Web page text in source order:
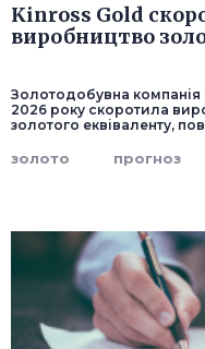
Kinross Gold
виробництво
Золотодобувна компанія
2026 року скоротила
золотого еквіваленту,
золото прогноз